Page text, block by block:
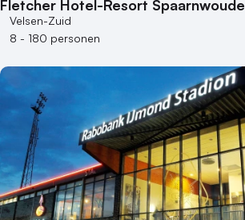
Fletcher Hotel-Resort Spaarnwoude
Velsen-Zuid
8 - 180 personen